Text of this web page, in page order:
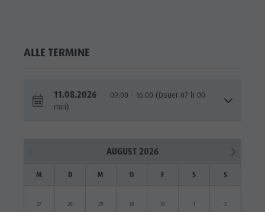
ALLE TERMINE
11.08.2026
09:00 - 16:00 (Dauer 07 h 00
min)
AUGUST 2026
M D M D F S S
27 28 29 30 31 1 2